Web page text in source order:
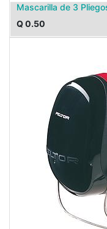
Mascarilla de 3
Q0.50